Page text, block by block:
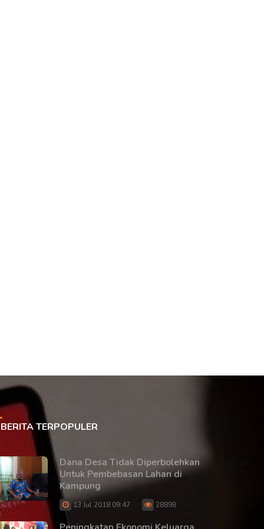
BERITA TERPOPULER
Dana Desa Tidak Diperbolehkan
Untuk Pembebasan Lahan di
Kampung
13 Jul 2018 09:47 28898